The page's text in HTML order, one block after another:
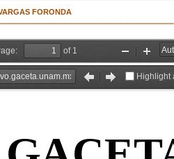
FORONDA